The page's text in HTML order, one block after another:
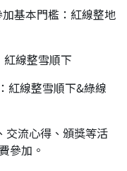
基本門檻：紅線整地
線整雪順下
紅線整雪順下&綠線
交流心得、頒獎等活
參加。